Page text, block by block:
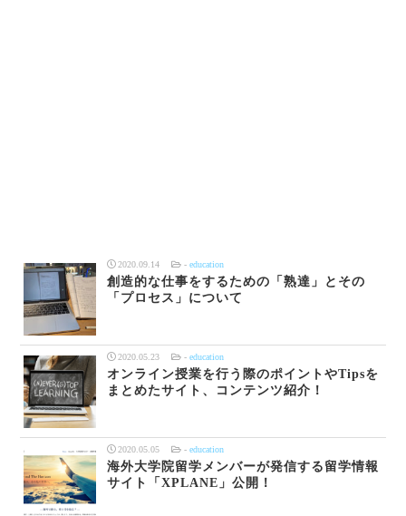
2020.09.14 - education
創造的な仕事をするための「熟達」とその
「プロセス」について
2020.05.23 - education
オンライン授業を行う際のポイントやTipsを
まとめたサイト、コンテンツ紹介！
2020.05.05 - education
海外大学院留学メンバーが発信する留学情報
サイト「XPLANE」公開！